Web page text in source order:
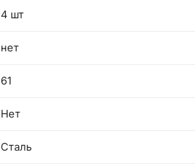
4 шт
нет
61
Нет
Сталь